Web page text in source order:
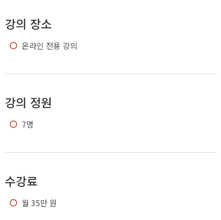
강의 장소
온라인 전용 강의
강의 정원
7명
수강료
월 35만 원